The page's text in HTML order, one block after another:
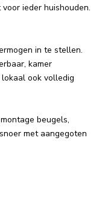
ieder huishouden.
in te stellen.
kamer
ook volledig
beugels,
met aangegoten